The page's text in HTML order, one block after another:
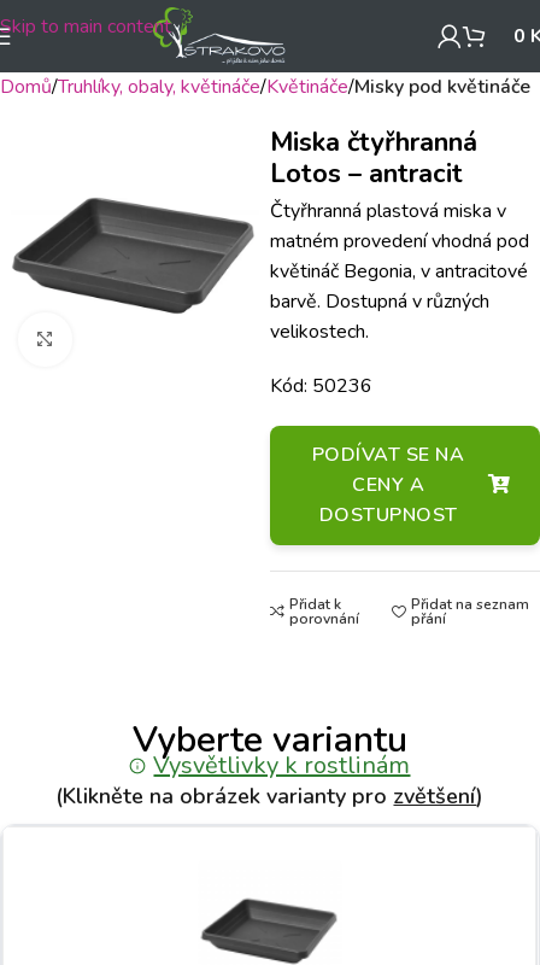
Skip to main content 0
Domů Truhlíky, obaly, květináče Květináče Misky pod květináče
Miska čtyřhranná
Lotos – antracit
Čtyřhranná plastová miska v
matném provedení vhodná pod
květináč Begonia, v antracitové
barvě. Dostupná v různých
velikostech.
Kód: 50236
PODÍVAT SE NA
CENY A
DOSTUPNOST
Přidat k
porovnání
Přidat na seznam
přání
Vyberte variantu
Vysvětlivky k rostlinám
(Klikněte na obrázek varianty pro zvětšení)